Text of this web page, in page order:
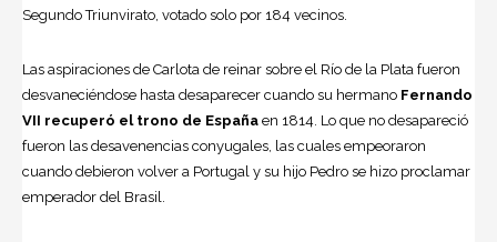
Segundo Triunvirato, votado solo por 184 vecinos.
Las aspiraciones de Carlota de reinar sobre el Río de la Plata fueron
desvaneciéndose hasta desaparecer cuando su hermano Fernando
VII recuperó el trono de España en 1814. Lo que no desapareció
fueron las desavenencias conyugales, las cuales empeoraron
cuando debieron volver a Portugal y su hijo Pedro se hizo proclamar
emperador del Brasil.